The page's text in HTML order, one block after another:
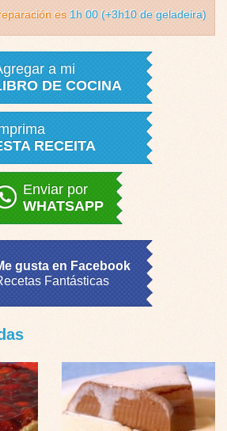
es 1h 00 (+3h10 de geladeira)
a mi
DE COCINA
RECEITA
Enviar por
WHATSAPP
gusta en Facebook
Fantásticas